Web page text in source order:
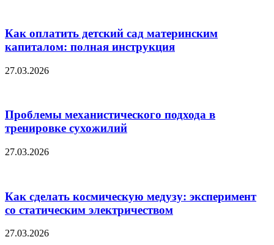
Как оплатить детский сад материнским
капиталом: полная инструкция
27.03.2026
Проблемы механистического подхода в
тренировке сухожилий
27.03.2026
Как сделать космическую медузу: эксперимент
со статическим электричеством
27.03.2026